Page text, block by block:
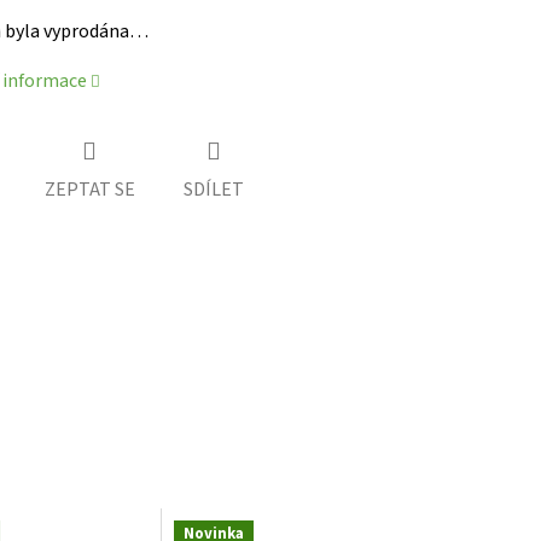
byla vyprodána…
ZEPTAT SE SDÍLET
Novinka